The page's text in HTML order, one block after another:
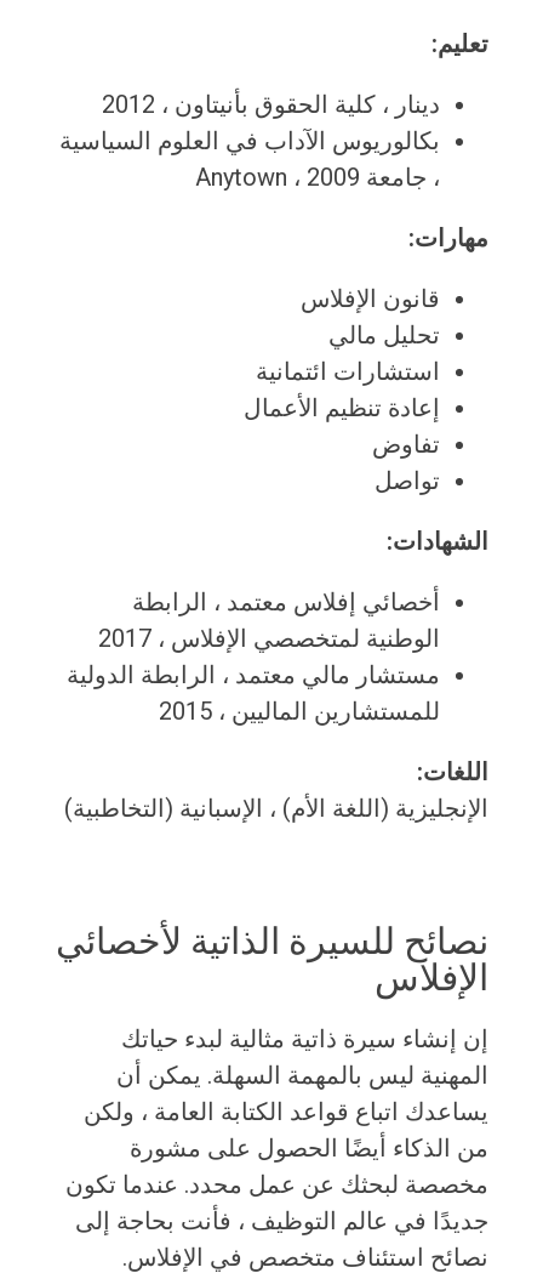
تعليم:
دينار ، كلية الحقوق بأنيتاون ، 2012
بكالوريوس الآداب في العلوم السياسية
، جامعة Anytown ، 2009
مهارات:
قانون الإفلاس
تحليل مالي
استشارات ائتمانية
إعادة تنظيم الأعمال
تفاوض
تواصل
الشهادات:
أخصائي إفلاس معتمد ، الرابطة
الوطنية لمتخصصي الإفلاس ، 2017
مستشار مالي معتمد ، الرابطة الدولية
للمستشارين الماليين ، 2015
اللغات:
الإنجليزية (اللغة الأم) ، الإسبانية (التخاطبية)
نصائح للسيرة الذاتية لأخصائي
الإفلاس
إن إنشاء سيرة ذاتية مثالية لبدء حياتك
المهنية ليس بالمهمة السهلة. يمكن أن
يساعدك اتباع قواعد الكتابة العامة ، ولكن
من الذكاء أيضًا الحصول على مشورة
مخصصة لبحثك عن عمل محدد. عندما تكون
جديدًا في عالم التوظيف ، فأنت بحاجة إلى
نصائح استئناف متخصص في الإفلاس.